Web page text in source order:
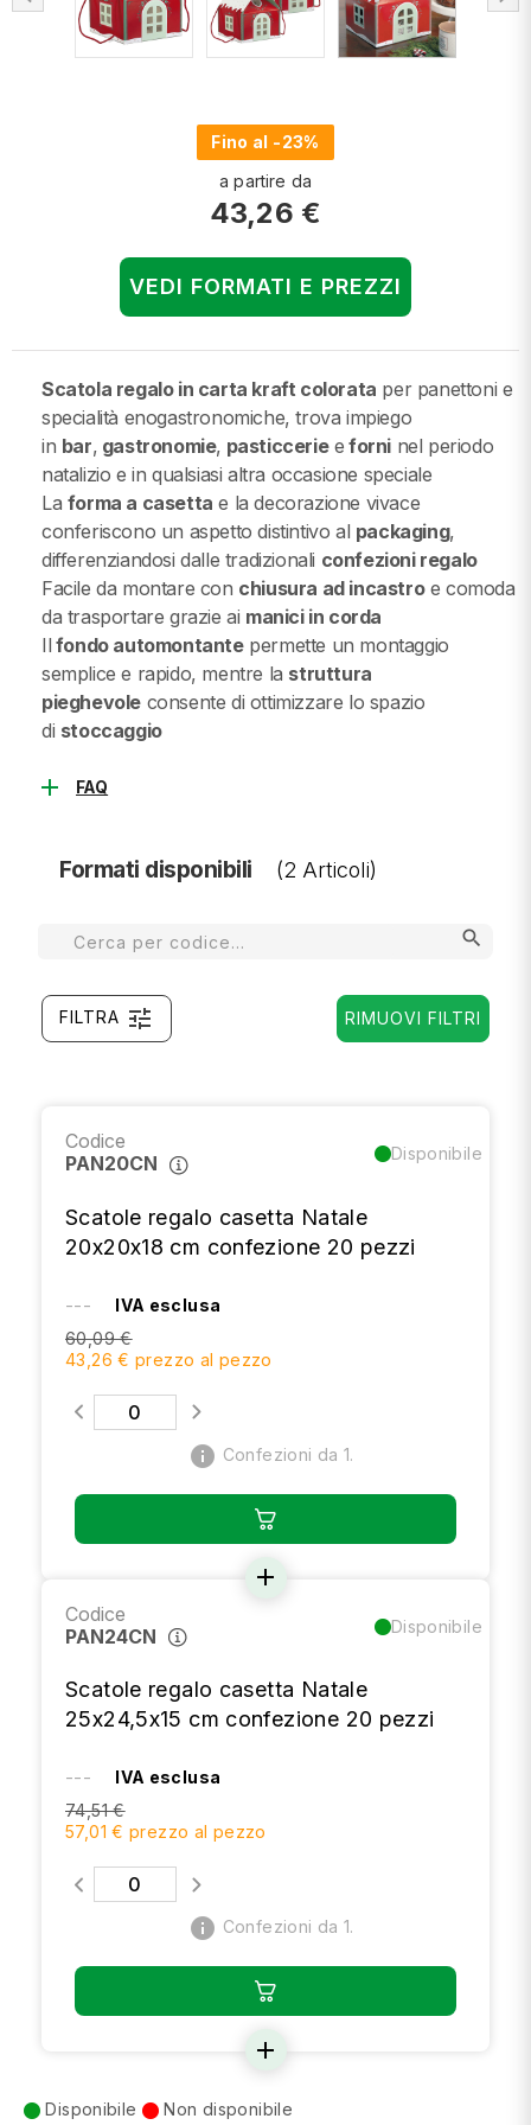
Fino al -23%
a partire da
43,26 €
VEDI FORMATI E PREZZI
Scatola regalo in carta kraft colorata per panettoni e
specialità enogastronomiche, trova impiego
in bar, gastronomie, pasticceriee forni nel periodo
natalizio e in qualsiasi altra occasione speciale
La forma a casetta e la decorazione vivace
conferiscono un aspetto distintivo al packaging,
differenziandosi dalle tradizionali confezioni regalo
Facile da montare con chiusura ad incastroe comoda
da trasportare grazie ai manici in corda
Il fondo automontantepermette un montaggio
semplice e rapido, mentre la struttura
pieghevole consente di ottimizzare lo spazio
di stoccaggio
add FAQ
Formati disponibili (2 Articoli)
search
FILTRA tune RIMUOVI FILTRI
Codice
PAN20CN
Disponibile
Scatole regalo casetta Natale
20x20x18 cm confezione 20 pezzi
---
IVA esclusa
60,09 €
43,26 € prezzo al pezzo
info Confezioni da 1.
add
Codice
PAN24CN
Disponibile
Scatole regalo casetta Natale
25x24,5x15 cm confezione 20 pezzi
---
IVA esclusa
74,51 €
57,01 € prezzo al pezzo
info Confezioni da 1.
add
Disponibile Non disponibile